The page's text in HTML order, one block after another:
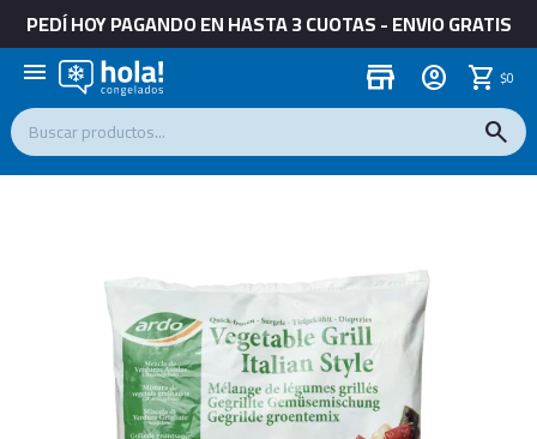
PEDÍ HOY PAGANDO EN HASTA 3 CUOTAS - ENVIO GRATIS
menu store $0